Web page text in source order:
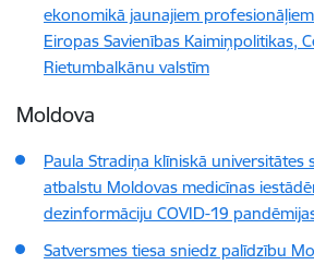
ekonomikā jaunajiem
Eiropas Savienības Kaimiņpolitikas,
Rietumbalkānu valstīm
Moldova
Paula Stradiņa klīniskā universitātes
atbalstu Moldovas medicīnas
dezinformāciju COVID-19
Satversmes tiesa sniedz palīdzību